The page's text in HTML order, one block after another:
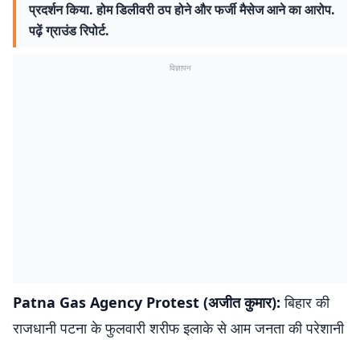
प्रदर्शन किया. होम डिलीवरी ठप होने और फर्जी मैसेज आने का आरोप.
पढ़ें ग्राउंड रिपोर्ट.
विज्ञापन
Patna Gas Agency Protest (अजीत कुमार): बिहार की
राजधानी पटना के फुलवारी शरीफ इलाके से आम जनता की परेशानी